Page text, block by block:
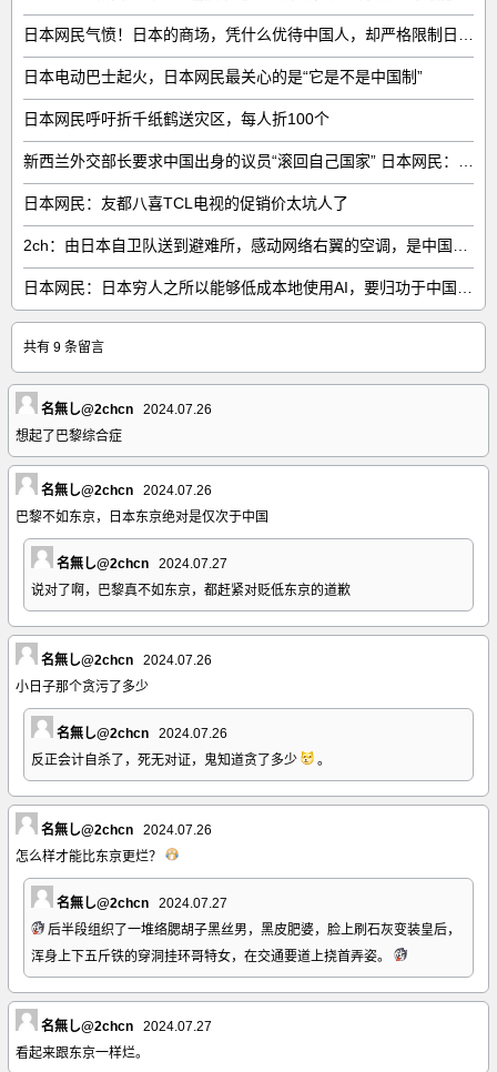
日本电动巴士起火，日本网民最关心的是“它是不是中国制”
日本网民呼吁折千纸鹤送灾区，每人折100个
日本网民：友都八喜TCL电视的促销价太坑人了
共有 9 条留言
名無し@2chcn
2024.07.26
想起了巴黎综合症
名無し@2chcn
2024.07.26
巴黎不如东京，日本东京绝对是仅次于中国
名無し@2chcn
2024.07.27
说对了啊，巴黎真不如东京，都赶紧对贬低东京的道歉
名無し@2chcn
2024.07.26
小日子那个贪污了多少
名無し@2chcn
2024.07.26
反正会计自杀了，死无对证，鬼知道贪了多少
。
名無し@2chcn
2024.07.26
怎么样才能比东京更烂？
名無し@2chcn
2024.07.27
后半段组织了一堆络腮胡子黑丝男，黑皮肥婆，脸上刷石灰变装皇后，
浑身上下五斤铁的穿洞挂环哥特女，在交通要道上挠首弄姿。
名無し@2chcn
2024.07.27
看起来跟东京一样烂。